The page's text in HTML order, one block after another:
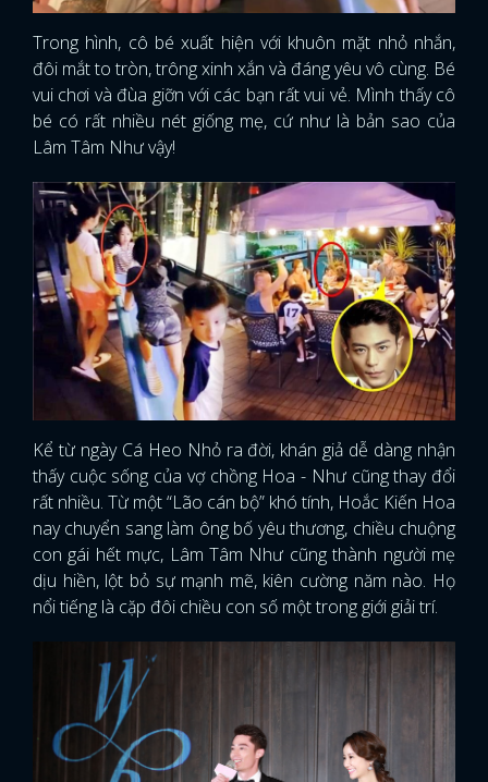
Trong hình, cô bé xuất hiện với khuôn mặt nhỏ nhắn,
đôi mắt to tròn, trông xinh xắn và đáng yêu vô cùng. Bé
vui chơi và đùa giỡn với các bạn rất vui vẻ. Mình thấy cô
bé có rất nhiều nét giống mẹ, cứ như là bản sao của
Lâm Tâm Như vậy!
Kể từ ngày Cá Heo Nhỏ ra đời, khán giả dễ dàng nhận
thấy cuộc sống của vợ chồng Hoa - Như cũng thay đổi
rất nhiều. Từ một “Lão cán bộ” khó tính, Hoắc Kiến Hoa
nay chuyển sang làm ông bố yêu thương, chiều chuộng
con gái hết mực, Lâm Tâm Như cũng thành người mẹ
dịu hiền, lột bỏ sự mạnh mẽ, kiên cường năm nào. Họ
nổi tiếng là cặp đôi chiều con số một trong giới giải trí.